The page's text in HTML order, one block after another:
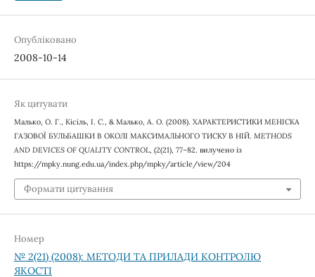
Опубліковано
2008-10-14
Як цитувати
Малько, О. Г., Кісіль, І. С., & Малько, А. О. (2008). ХАРАКТЕРИСТИКИ МЕНІСКА
ГАЗОВОЇ БУЛЬБАШКИ В ОКОЛІ МАКСИМАЛЬНОГО ТИСКУ В НІЙ. METHODS
AND DEVICES OF QUALITY CONTROL, (2(21), 77–82. вилучено із
https://mpky.nung.edu.ua/index.php/mpky/article/view/204
Формати цитування
Номер
№ 2(21) (2008): МЕТОДИ ТА ПРИЛАДИ КОНТРОЛЮ
ЯКОСТІ